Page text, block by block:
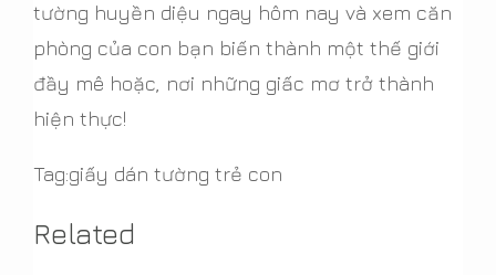
tường huyền diệu ngay hôm nay và xem căn
phòng của con bạn biến thành một thế giới
đầy mê hoặc, nơi những giấc mơ trở thành
hiện thực!
Tag:giấy dán tường trẻ con
Related